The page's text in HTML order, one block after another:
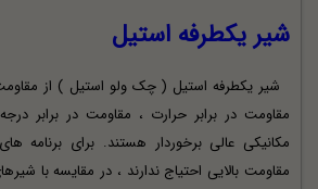
شیر یکطرفه استیل
شیر یکطرفه استیل ( چک ولو استیل ) از مقاومت
مقاومت در برابر حرارت ، مقاومت در برابر
مکانیکی عالی برخوردار هستند. برای برنامه
مقاومت بالایی احتیاج ندارند ، در مقایسه با